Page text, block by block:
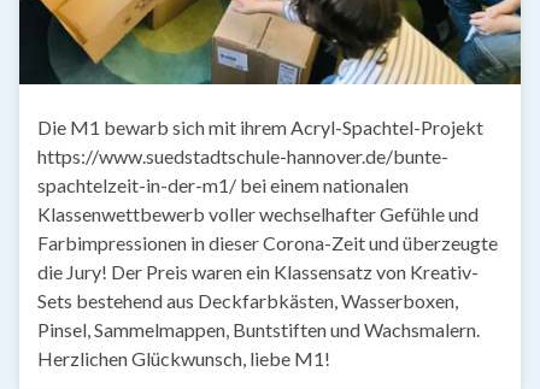
Die M1 bewarb sich mit ihrem Acryl-Spachtel-Projekt
https://www.suedstadtschule-hannover.de/bunte-
spachtelzeit-in-der-m1/ bei einem nationalen
Klassenwettbewerb voller wechselhafter Gefühle und
Farbimpressionen in dieser Corona-Zeit und überzeugte
die Jury! Der Preis waren ein Klassensatz von Kreativ-
Sets bestehend aus Deckfarbkästen, Wasserboxen,
Pinsel, Sammelmappen, Buntstiften und Wachsmalern.
Herzlichen Glückwunsch, liebe M1!